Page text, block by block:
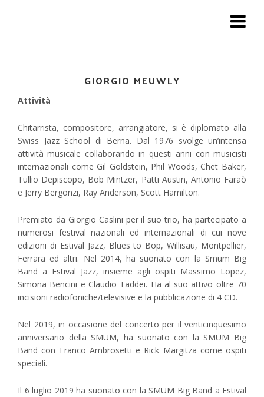
Toggle
GIORGIO MEUWLY
Attività
Chitarrista, compositore, arrangiatore, si è diplomato alla
Swiss Jazz School di Berna. Dal 1976 svolge un’intensa
attività musicale collaborando in questi anni con musicisti
internazionali come Gil Goldstein, Phil Woods, Chet Baker,
Tullio Depiscopo, Bob Mintzer, Patti Austin, Antonio Faraò
e Jerry Bergonzi, Ray Anderson, Scott Hamilton.
Premiato da Giorgio Caslini per il suo trio, ha partecipato a
numerosi festival nazionali ed internazionali di cui nove
edizioni di Estival Jazz, Blues to Bop, Willisau, Montpellier,
Ferrara ed altri. Nel 2014, ha suonato con la Smum Big
Band a Estival Jazz, insieme agli ospiti Massimo Lopez,
Simona Bencini e Claudio Taddei. Ha al suo attivo oltre 70
incisioni radiofoniche/televisive e la pubblicazione di 4 CD.
Nel 2019, in occasione del concerto per il venticinquesimo
anniversario della SMUM, ha suonato con la SMUM Big
Band con Franco Ambrosetti e Rick Margitza come ospiti
speciali.
Il 6 luglio 2019 ha suonato con la SMUM Big Band a Estival